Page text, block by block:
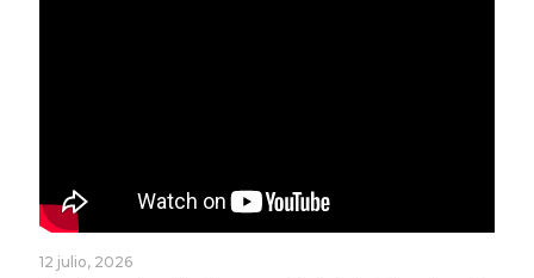
12 julio, 2026